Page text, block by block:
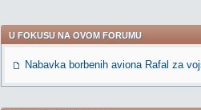
U FOKUSU NA OVOM FORUMU
Nabavka borbenih aviona Rafal za